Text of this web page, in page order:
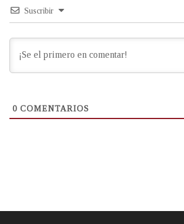
Suscribir
0 COMENTARIOS